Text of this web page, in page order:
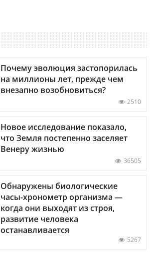
Почему эволюция застопорилась
на миллионы лет, прежде чем
внезапно возобновиться?
2510
Новое исследование показало,
что Земля постепенно заселяет
Венеру жизнью
36505
Обнаружены биологические
часы-хронометр организма —
когда они выходят из строя,
развитие человека
останавливается
5267